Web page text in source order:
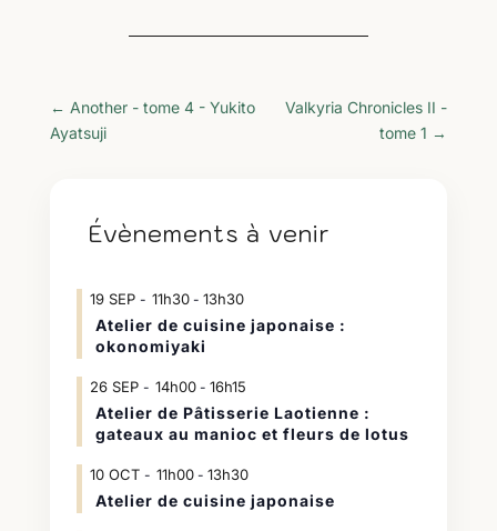
← Another - tome 4 - Yukito
Ayatsuji
Valkyria Chronicles II -
tome 1 →
Évènements à venir
19 SEP 11h30- 13h30
Atelier de cuisine japonaise :
okonomiyaki
26 SEP 14h00- 16h15
Atelier de Pâtisserie Laotienne :
gateaux au manioc et fleurs de lotus
10 OCT 11h00- 13h30
Atelier de cuisine japonaise